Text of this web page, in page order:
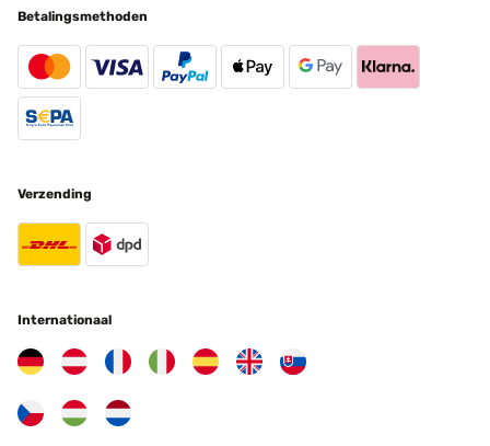
déminéralisée La notice est pas en français mais aucun soucis
recommande vivement ️️️
Utilisateur d'Amazon
Vertaal
Wirkluch gut verarbeitet Zuerst einmal ist es wirklich optisch sehr
schön verarbeitet und den Wasserfluss kann man ebenso gut
Pumpe auftritt. Deswegen ein Tipp von mir für Euch. Nehmt einen
Hälfte unter die Pumpe und setzt sie dann ein. Das ist etwas
schwieriger umzusetzen, weil fummeöig, aber wenn der Schwamm
zwischen Pumpe und Boden liegt, wird das Geräusch besser
gedämpft. Von mur übrigens eine absolute Kaufempfehlung.
Betalingsmethoden
Verzending
Internationaal